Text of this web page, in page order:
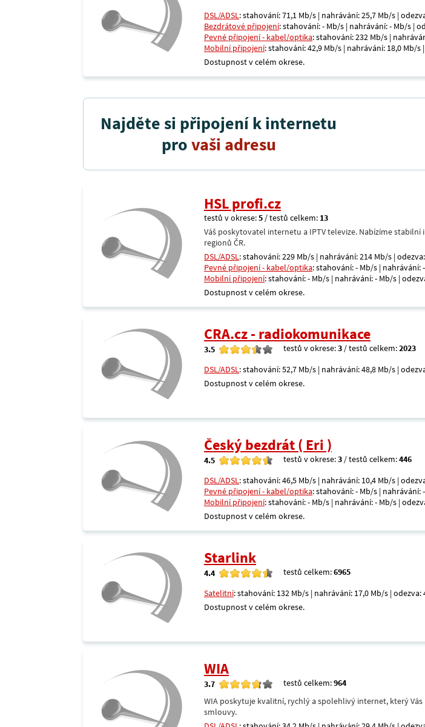
DSL/ADSL: stahování: 71,1 Mb/s | nahrávání: 25,7 Mb/s |
Bezdrátové připojení: stahování: - Mb/s | nahrávání: - Mb/s |
Pevné připojení - kabel/optika: stahování: 232 Mb/s |
Mobilní připojení: stahování: 42,9 Mb/s | nahrávání: 18,0 Mb/s
Dostupnost v celém okrese.
Najděte si připojení k internetu
provaši adresu
HSL profi.cz
testů v okrese:5 / testů celkem: 13
Váš poskytovatel internetu a IPTV televize. Nabízíme
regionů ČR.
DSL/ADSL: stahování: 229 Mb/s | nahrávání: 214 Mb/s |
Pevné připojení - kabel/optika: stahování: - Mb/s | nahrávání:
Mobilní připojení: stahování: - Mb/s | nahrávání: - Mb/s |
Dostupnost v celém okrese.
CRA.cz - radiokomunikace
3.5 testů v okrese:3 / testů celkem:2023
DSL/ADSL: stahování: 52,7 Mb/s | nahrávání: 48,8 Mb/s |
Dostupnost v celém okrese.
Český bezdrát ( Eri )
4.5 testů v okrese:3 / testů celkem:446
DSL/ADSL: stahování: 46,5 Mb/s | nahrávání: 10,4 Mb/s |
Pevné připojení - kabel/optika: stahování: - Mb/s | nahrávání:
Mobilní připojení: stahování: - Mb/s | nahrávání: - Mb/s |
Dostupnost v celém okrese.
Starlink
4.4 testů celkem:6965
Satelitní: stahování: 132 Mb/s | nahrávání: 17,0 Mb/s | odezva:
Dostupnost v celém okrese.
WIA
3.7 testů celkem:964
WIA poskytuje kvalitní, rychlý a spolehlivý internet, který
smlouvy.